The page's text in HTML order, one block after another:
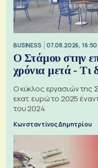
BUSINESS 07.08.2026, 16:50
Ο Στάμου στην
χρόνια μετά - Τι
Ο κύκλος εργασιών
εκατ. ευρώ το 2025
του 2024
Κωνσταντίνος Δημητρίου